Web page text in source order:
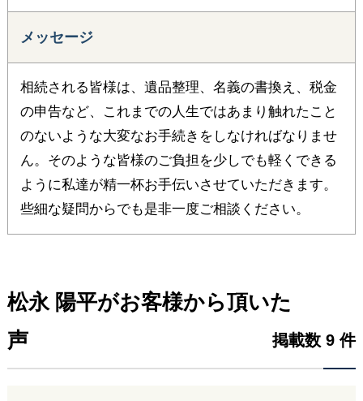
メッセージ
相続される皆様は、遺品整理、名義の書換え、税金
の申告など、これまでの人生ではあまり触れたこと
のないような大変なお手続きをしなければなりませ
ん。そのような皆様のご負担を少しでも軽くできる
ように私達が精一杯お手伝いさせていただきます。
些細な疑問からでも是非一度ご相談ください。
松永 陽平がお客様から頂いた
声
掲載数 9 件